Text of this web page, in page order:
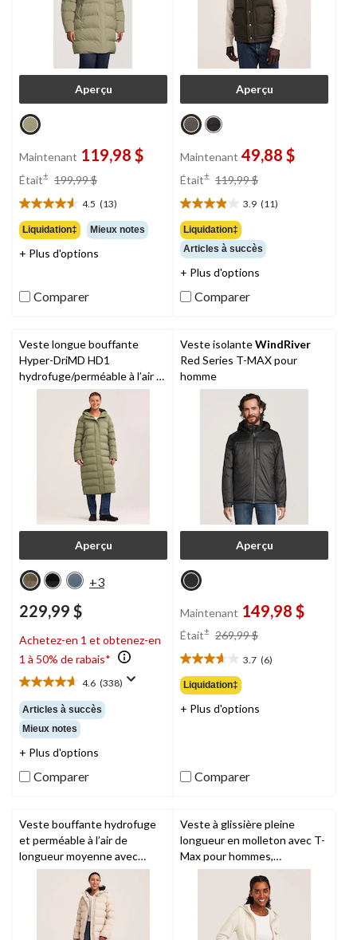
Aperçu
Maintenant 119,98 $
Était± 199,99 $
199,99 $
4.5 (13)
4.5
étoile(s)
sur
5.
Liquidation‡ Mieux notes
+ Plus d'options
Comparer
Aperçu
Maintenant 49,88 $
Était± 119,99 $
119,99 $
3.9 (11)
3.9
étoile(s)
sur
5.
11
Liquidation‡
Articles à succès
+ Plus d'options
Comparer
Veste longue bouffante
Hyper-DriMD HD1
hydrofuge/perméable à l’air à
isolant T-Max pour femmes,
Denver Hayes
Aperçu
+3
229,99 $
Achetez-en 1 et obtenez-en
1 à 50% de rabais*
4.6 (338)
4.6
étoile(s)
sur
5.
338
Articles à succès
Mieux notes
+ Plus d'options
Comparer
Veste isolanteWindRiver
Red Series T-MAX pour
homme
Aperçu
Maintenant 149,98 $
Était± 269,99 $
269,99 $
3.7 (6)
3.7
étoile(s)
sur
5.
Liquidation‡
+ Plus d'options
Comparer
Veste bouffante hydrofuge
et perméable à l’air de
longueur moyenne avec
Hyper-DriMD HD1 et isolant
T-MaxMD pour femmes,
Denver Hayes
Veste à glissière pleine
longueur en molleton avec T-
Max pour hommes,
WindRiver